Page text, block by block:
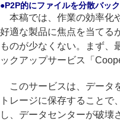
●P2P的にファイルを分散バッ
本稿では、作業の効率化
好適な製品に焦点を当てる
ものが少なくない。まず、
ックアップサービス「
このサービスは、データ
トレージに保存すること
し、データセンターが破壊